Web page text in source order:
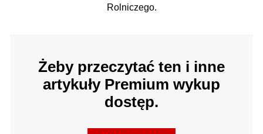
Rolniczego.
Żeby przeczytać ten i inne
artykuły Premium wykup
dostęp.